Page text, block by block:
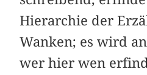
Hierarchie der
Wanken; es wird
wer hier wen